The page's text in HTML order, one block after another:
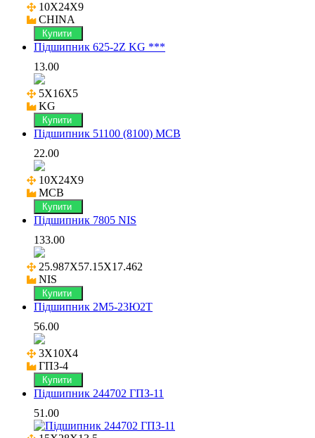
10X24X9
CHINA
Купити
Підшипник 625-2Z KG ***
13.00
5X16X5
KG
Купити
Підшипник 51100 (8100) MCB
22.00
10X24X9
MCB
Купити
Підшипник 7805 NIS
133.00
25.987X57.15X17.462
NIS
Купити
Підшипник 2М5-23Ю2Т
56.00
3X10X4
ГПЗ-4
Купити
Підшипник 244702 ГПЗ-11
51.00